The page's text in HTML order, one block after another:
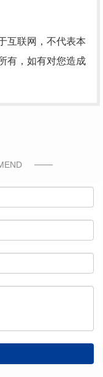
互联网，不代表本
有，如有对您造成